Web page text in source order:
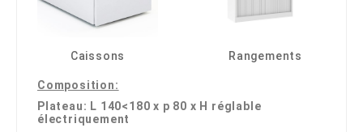
Caissons Rangements
Composition:
Plateau: L 140<180 x p 80 x H réglable
électriquement